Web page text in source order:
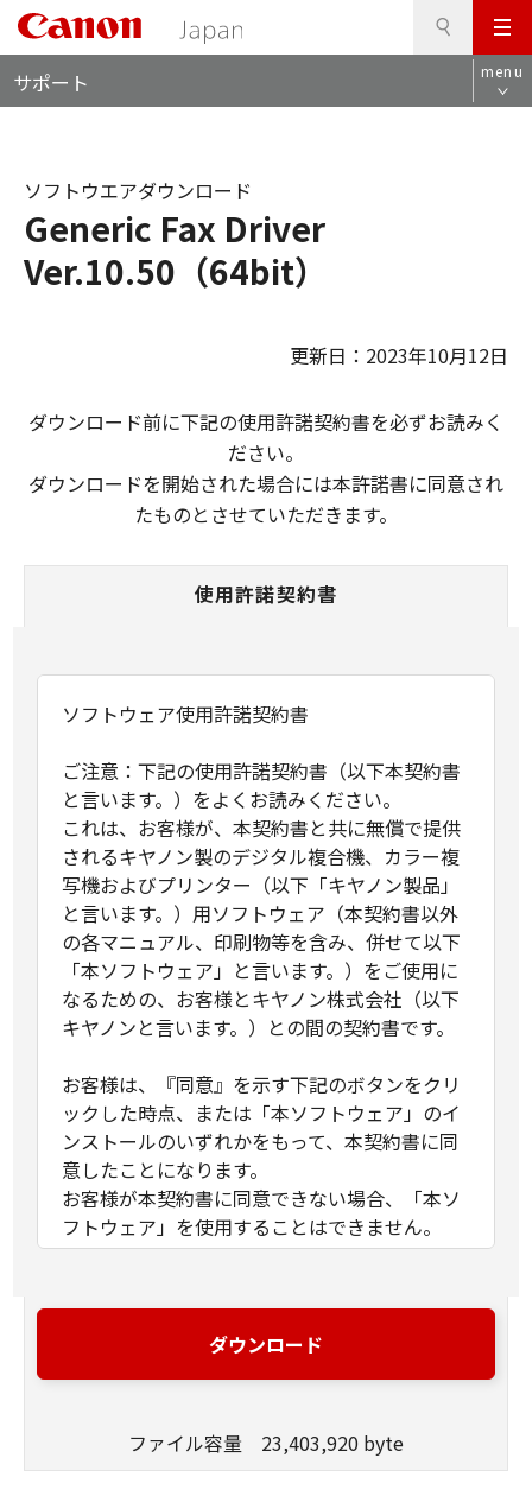
メ
ニ
ュ
サポート menu
Generic Fax Driver
Ver.10.50（64bit）
ソフトウエアダウンロード
更新日：2023年10月12日
ダウンロード前に下記の使用許諾契約書を必ずお読みく
ださい。
ダウンロードを開始された場合には本許諾書に同意され
たものとさせていただきます。
使用許諾契約書
ソフトウェア使用許諾契約書
ご注意：下記の使用許諾契約書（以下本契約書
と言います。）をよくお読みください。
これは、お客様が、本契約書と共に無償で提供
されるキヤノン製のデジタル複合機、カラー複
写機およびプリンター（以下「キヤノン製品」
と言います。）用ソフトウェア（本契約書以外
の各マニュアル、印刷物等を含み、併せて以下
「本ソフトウェア」と言います。）をご使用に
なるための、お客様とキヤノン株式会社（以下
キヤノンと言います。）との間の契約書です。
お客様は、『同意』を示す下記のボタンをクリ
ックした時点、または「本ソフトウェア」のイ
ンストールのいずれかをもって、本契約書に同
意したことになります。
お客様が本契約書に同意できない場合、「本ソ
フトウェア」を使用することはできません。
(1) キヤノンは、お客様が「キヤノン製品」を利
用する目的のために、「キヤノン製品」に直接
（本契約書においては、「本ソフトウェア」を
ダウンロード
ファイル容量 23,403,920 byte